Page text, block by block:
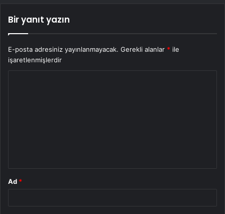
Bir yanıt yazın
E-posta adresiniz yayınlanmayacak. Gerekli alanlar * ile
işaretlenmişlerdir
Ad *